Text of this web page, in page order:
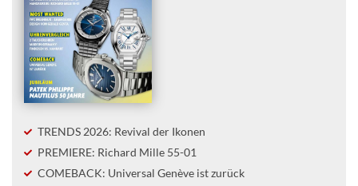
TRENDS 2026: Revival der Ikonen
PREMIERE: Richard Mille 55-01
COMEBACK: Universal Genève ist zurück